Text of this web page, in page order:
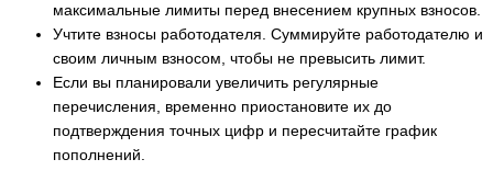
максимальные лимиты перед внесением крупных взносов.
Учтите взносы работодателя. Суммируйте работодателю и
своим личным взносом, чтобы не превысить лимит.
Если вы планировали увеличить регулярные
перечисления, временно приостановите их до
подтверждения точных цифр и пересчитайте график
пополнений.